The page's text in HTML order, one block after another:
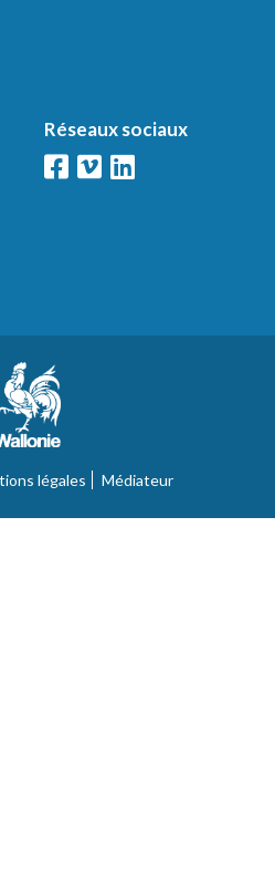
Réseaux sociaux
légales Médiateur